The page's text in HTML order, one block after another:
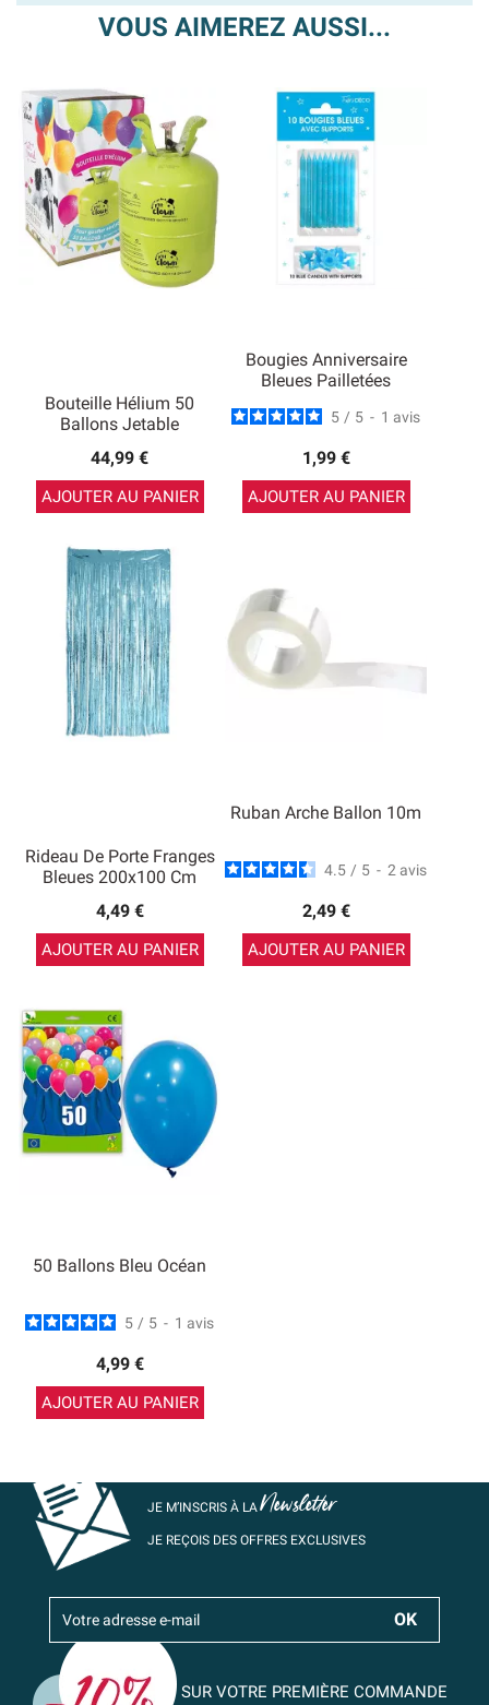
VOUS AIMEREZ AUSSI...
Bouteille Hélium 50
Ballons Jetable
44,99 €
AJOUTER AU PANIER
Bougies Anniversaire
Bleues Pailletées
5 / 5 - 1 avis
1,99 €
AJOUTER AU PANIER
Rideau De Porte Franges
Bleues 200x100 Cm
4,49 €
AJOUTER AU PANIER
Ruban Arche Ballon 10m
4.5 / 5 - 2 avis
2,49 €
AJOUTER AU PANIER
50 Ballons Bleu Océan
5 / 5 - 1 avis
4,99 €
AJOUTER AU PANIER
JE M’INSCRIS À LANewsletter
JE REÇOIS DES OFFRES EXCLUSIVES
SUR VOTRE PREMIÈRE COMMANDE